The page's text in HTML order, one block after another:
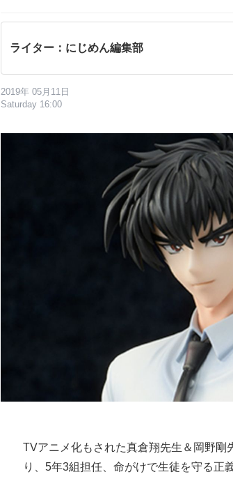
ライター：にじめん編集部
2019年 05月11日
Saturday 16:00
TVアニメ化もされた真倉翔先生＆岡野剛
り、5年3組担任、命がけで生徒を守る正